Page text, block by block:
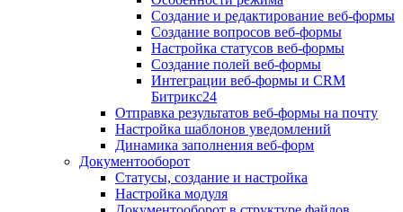
Создание и редактирование веб-формы
Создание вопросов веб-формы
Настройка статусов веб-формы
Создание полей веб-формы
Интеграции веб-формы и CRM
Битрикс24
Отправка результатов веб-формы на почту
Настройка шаблонов уведомлений
Динамика заполнения веб-форм
Документооборот
Статусы, создание и настройка
Настройка модуля